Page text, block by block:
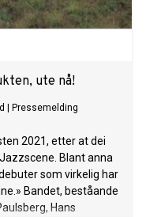
ute nå!
Pressemelding
2021, etter at dei
Blant anna
som virkelig har
Bandet, beståande
Hans